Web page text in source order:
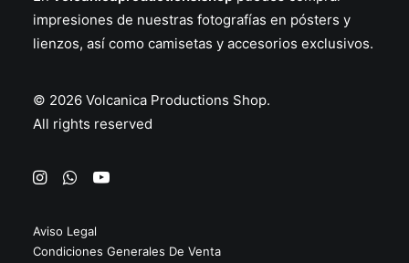
se
pueden
elegir
página
de
producto
44.95€
impresiones de nuestras fotografías en pósters y
lienzos, así como camisetas y accesorios exclusivos.
© 2026 Volcanica Productions Shop.
All rights reserved
Aviso Legal
Condiciones Generales De Venta